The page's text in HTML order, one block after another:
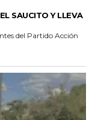
SAUCITO Y LLEVA